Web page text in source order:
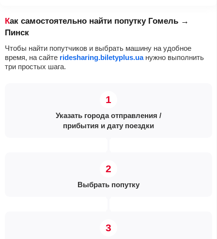
Как самостоятельно найти попутку Гомель →
Пинск
Чтобы найти попутчиков и выбрать машину на удобное
время, на сайте ridesharing.biletyplus.uaнужно выполнить
три простых шага.
Указать города отправления /
прибытия и дату поездки
Выбрать попутку